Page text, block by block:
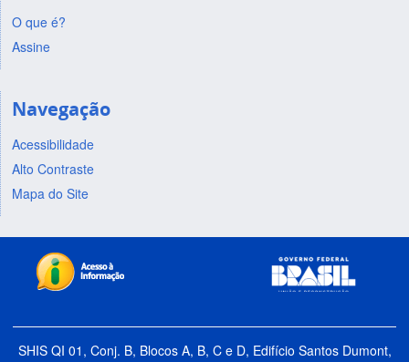
O que é?
Assine
Navegação
Acessibilidade
Alto Contraste
Mapa do Site
SHIS QI 01, Conj. B, Blocos A, B, C e D, Edifício Santos Dumont,